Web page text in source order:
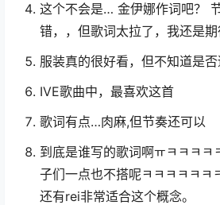
这个不会是… 金伊娜作词吧？
错，，但歌词太拉了，我还是期
服装真的很好看，但不知道是否
IVE歌曲中，最喜欢这首
歌词有点…肉麻,但节奏还可以
到底是谁写的歌词啊ㅠㅋㅋㅋㅋ
子们一点也不搭呢ㅋㅋㅋㅋㅋㅋ
还有rei非常适合这个概念。